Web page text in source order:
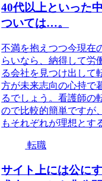
40代以上といった
ついては…。
不満を抱えつつ今現在
らいなら、納得して労
る会社を見つけ出して
方が未来志向の心持で
るでしょう。看護師の
ので比較的簡単ですが
もそれぞれが理想とす
転職
サイト上には公に